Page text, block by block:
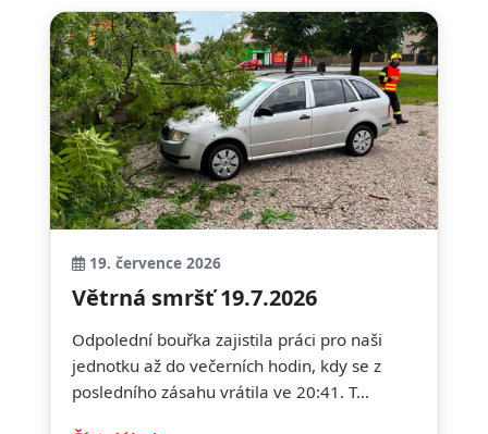
19. července 2026
Větrná smršť 19.7.2026
Odpolední bouřka zajistila práci pro naši
jednotku až do večerních hodin, kdy se z
posledního zásahu vrátila ve 20:41. T...